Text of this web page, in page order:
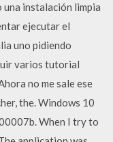
instalación limpia
ejecutar el
uno pidiendo
varios tutorial
no me sale ese
the. Windows 10
When I try to